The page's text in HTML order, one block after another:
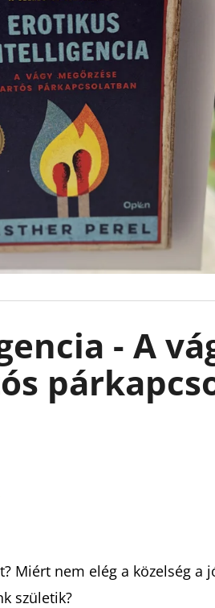
- A
Miért nem elég a közelség a
születik?
FALLEN STARS - BUKOTT
(KÜLÖNLEGES KIADÁS) IMANI
€18,90